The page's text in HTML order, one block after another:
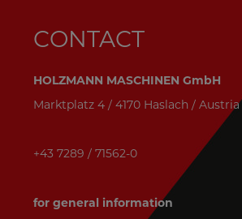
CONTACT
HOLZMANN MASCHINEN GmbH
Marktplatz 4 / 4170 Haslach / Austria
+43 7289 / 71562-0
for general information